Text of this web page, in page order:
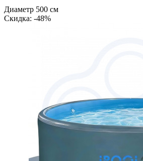
Диаметр 500 см
Cкидка: -48%